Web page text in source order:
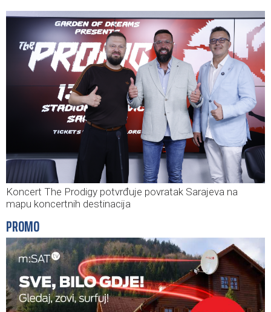
Koncert The Prodigy potvrđuje povratak Sarajeva na
mapu koncertnih destinacija
PROMO